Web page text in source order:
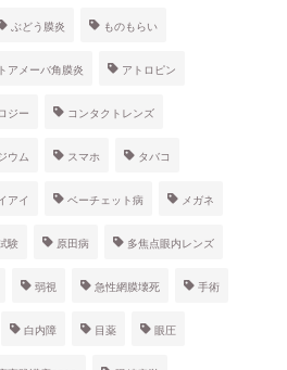
ぶどう膜炎 ものもらい
アメーバ角膜炎 アトロピン
ジー コンタクトレンズ
ウム スマホ タバコ
アイ ベーチェット病 メガネ
験 原田病 多焦点眼内レンズ
弱視 急性網膜壊死 手術
白内障 目薬 眼圧